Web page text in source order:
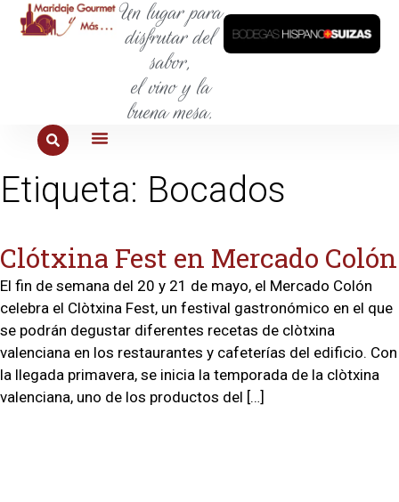
Un lugar para
disfrutar del
sabor,
el vino y la
buena mesa.
Etiqueta: Bocados
Clótxina Fest en Mercado Colón
El fin de semana del 20 y 21 de mayo, el Mercado Colón
celebra el Clòtxina Fest, un festival gastronómico en el que
se podrán degustar diferentes recetas de clòtxina
valenciana en los restaurantes y cafeterías del edificio. Con
la llegada primavera, se inicia la temporada de la clòtxina
valenciana, uno de los productos del […]